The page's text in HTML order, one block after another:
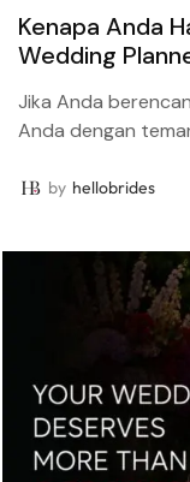
Kenapa Anda
Wedding
Jika Anda
Anda dengan
pernikahan). Inilah
by hellobrides